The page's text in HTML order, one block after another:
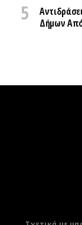
Δήμων